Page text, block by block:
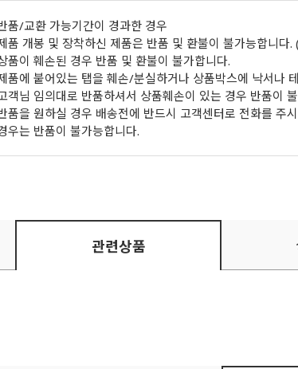
품/교환 가능기간이 경과한 경우
품 개봉 및 장착하신 제품은 반품 및 환불이 불가능합니다.
품이 훼손된 경우 반품 및 환불이 불가합니다.
품에 붙어있는 탭을 훼손/분실하거나 상품박스에 낙서나
객님 임의대로 반품하셔서 상품훼손이 있는 경우 반품이
품을 원하실 경우 배송전에 반드시 고객센터로 전화를 주
우는 반품이 불가능합니다.
관련상품